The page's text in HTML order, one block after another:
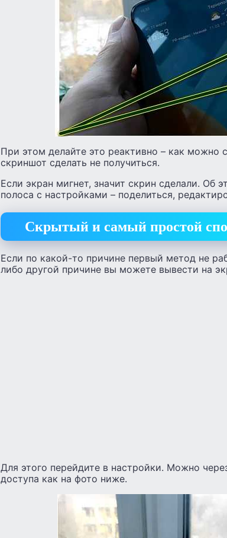
При этом делайте это реактивно – как можно
скриншот сделать не получиться.
Если экран мигнет, значит скрин сделали. Об
полоса с настройками – поделиться,
Скрытый и самый простой
Если по какой-то причине первый метод не
либо другой причине вы можете вывести на
Для этого перейдите в настройки. Можно
доступа как на фото ниже.